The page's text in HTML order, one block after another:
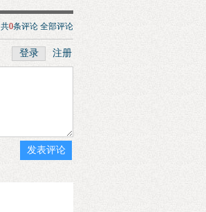
共0条评论 全部评论
登录 注册
发表评论